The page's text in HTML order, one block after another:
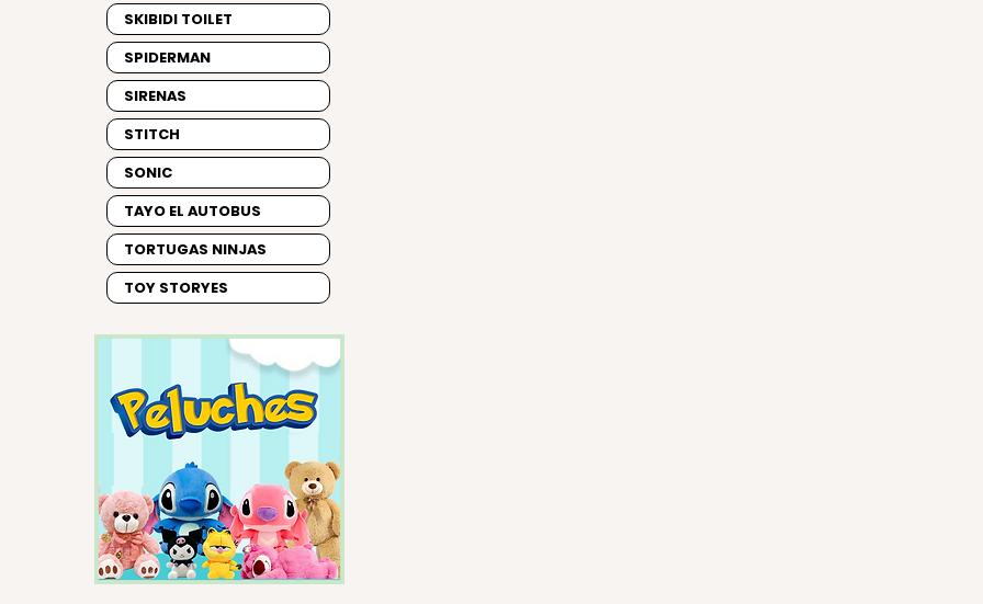
SKIBIDI TOILET
SPIDERMAN
SIRENAS
STITCH
SONIC
TAYO EL AUTOBUS
TORTUGAS NINJAS
TOY STORYES